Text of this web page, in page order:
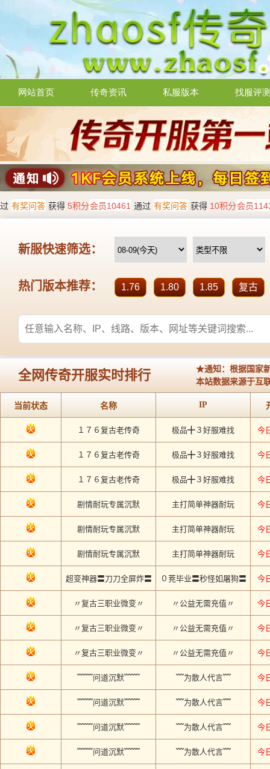
网站首页 传奇资讯 私服版本 找服评